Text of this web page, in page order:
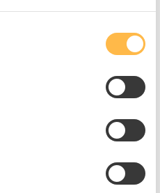
10 977,82 Kč/ks
do košíku